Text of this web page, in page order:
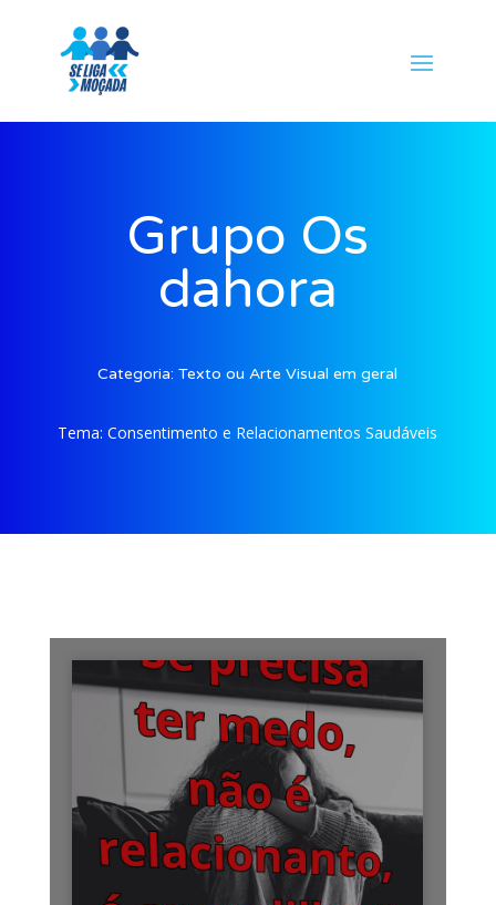
Grupo Os
dahora
Categoria:Texto ou Arte Visual em geral
Tema:Consentimento e Relacionamentos Saudáveis